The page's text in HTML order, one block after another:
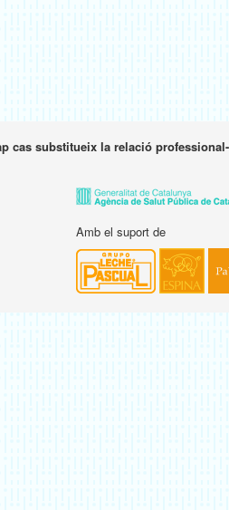
cas substitueix la relació
Amb el suport de